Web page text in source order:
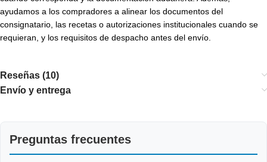
ayudamos a los compradores a alinear los documentos del
consignatario, las recetas o autorizaciones institucionales cuando se
requieran, y los requisitos de despacho antes del envío.
Reseñas (10)
Envío y entrega
Preguntas frecuentes